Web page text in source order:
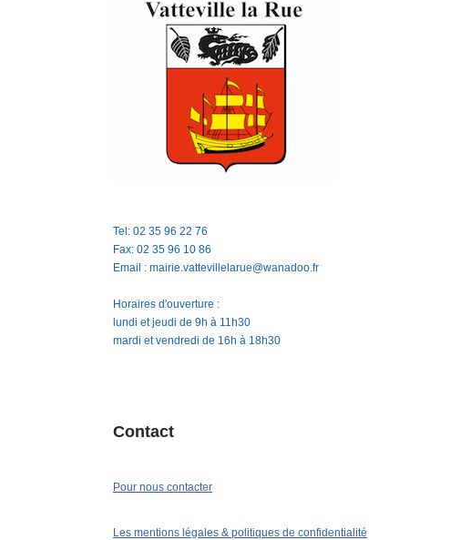
Tel: 02 35 96 22 76
Fax: 02 35 96 10 86
Email : mairie.vattevillelarue@wanadoo.fr
Horaires d'ouverture :
lundi et jeudi de 9h à 11h30
mardi et vendredi de 16h à 18h30
Contact
Pour nous contacter
Les mentions légales & politiques de confidentialité